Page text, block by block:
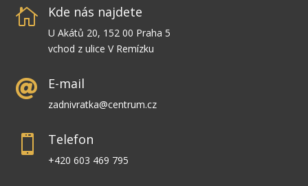
 Kde nás najdete
U Akátů 20, 152 00 Praha 5
vchod z ulice V Remízku
 E-mail
zadnivratka@centrum.cz
 Telefon
+420 603 469 795